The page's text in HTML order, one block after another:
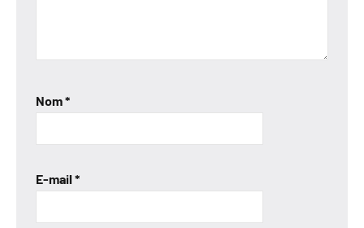
Nom*
E-mail *